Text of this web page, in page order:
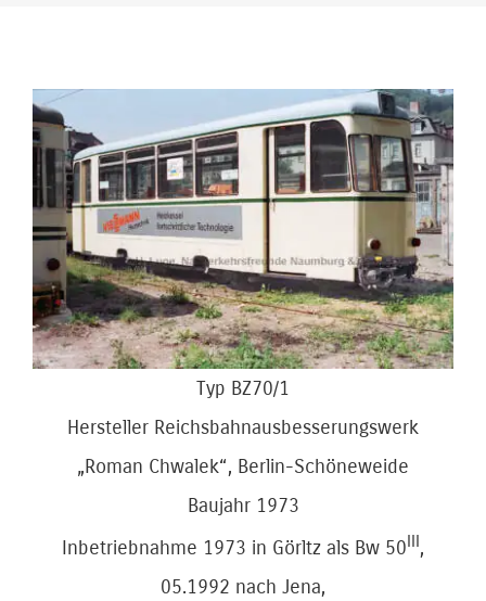
Zeige
grösseres
Bild
Typ BZ70/1
Hersteller Reichsbahnausbesserungswerk
„Roman Chwalek“, Berlin-Schöneweide
Baujahr 1973
Inbetriebnahme 1973 in Görltz als Bw 50III,
05.1992 nach Jena,